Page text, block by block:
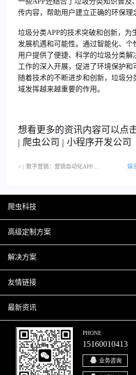
传内容，帮助用户建立正确的环保理
垃圾分类APP的技术突破和创新，为
发展机遇和可能性。通过智能化、个
用户提供了便捷、科学的垃圾分类
工作的深入开展，促进了环境保护和
随着技术的不断进步和创新，垃圾分
域发挥越来越重要的作用。
想看更多的资讯内容可以点
| 爬虫公司 | 小程序开发公司
< |
爬虫科技
爬虫案例
关于爬虫
高级定制方案
H5互动营销
微信小程序
移动APP
解决方案
商城解决方案
商城会员积分商城解决方案
网站解决方案
智慧校园解决方案
智慧停车解决方案
友情链接
厦门小程序开发
厦门APP开发
厦门微商城开发
最新资讯
行业资讯
爬虫动态
PHONE
15160010413
业务咨询